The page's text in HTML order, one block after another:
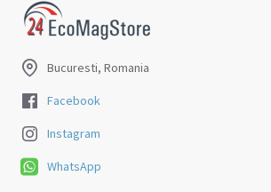
termen aproximativ de livrare, in functie de
In cazul aparitiei unor intarzieri, vei fi instiintat
Produsele sunt livrate la adresa specificata de
livrare in momentul plasarii comenzii.
Bucuresti, Romania
Facebook
Instagram
WhatsApp